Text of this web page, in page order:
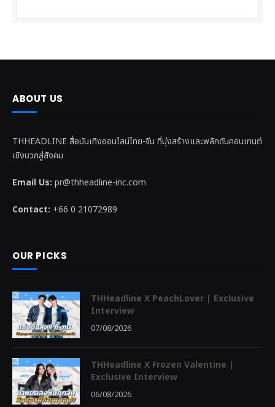
ABOUT US
THHEADLINE สื่อบันเทิงออนไลน์ไทย-จีน ที่มุ่งสร้างและพลักดันคอนเทนต์
เชิงบวกสู่สังคม
Email Us: pr@thheadline-inc.com
Contact: +66 0 21072989
OUR PICKS
THHeadline X PeachLover | Exclusive
Interview
07/08/2026
THHeadline X Frozen Valentine |
Exclusive Interview
06/08/2026